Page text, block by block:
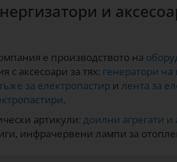
и
е производството на
с аксесоари за тях: генератори
за електропастир и лента за
.
артикули: доилни агрегати и
инфрачервени лампи за